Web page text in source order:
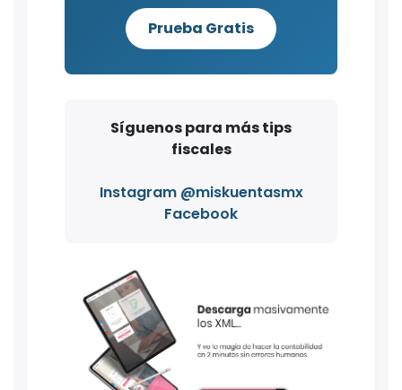
Prueba Gratis
Síguenos para más tips
fiscales
Instagram @miskuentasmx
Facebook